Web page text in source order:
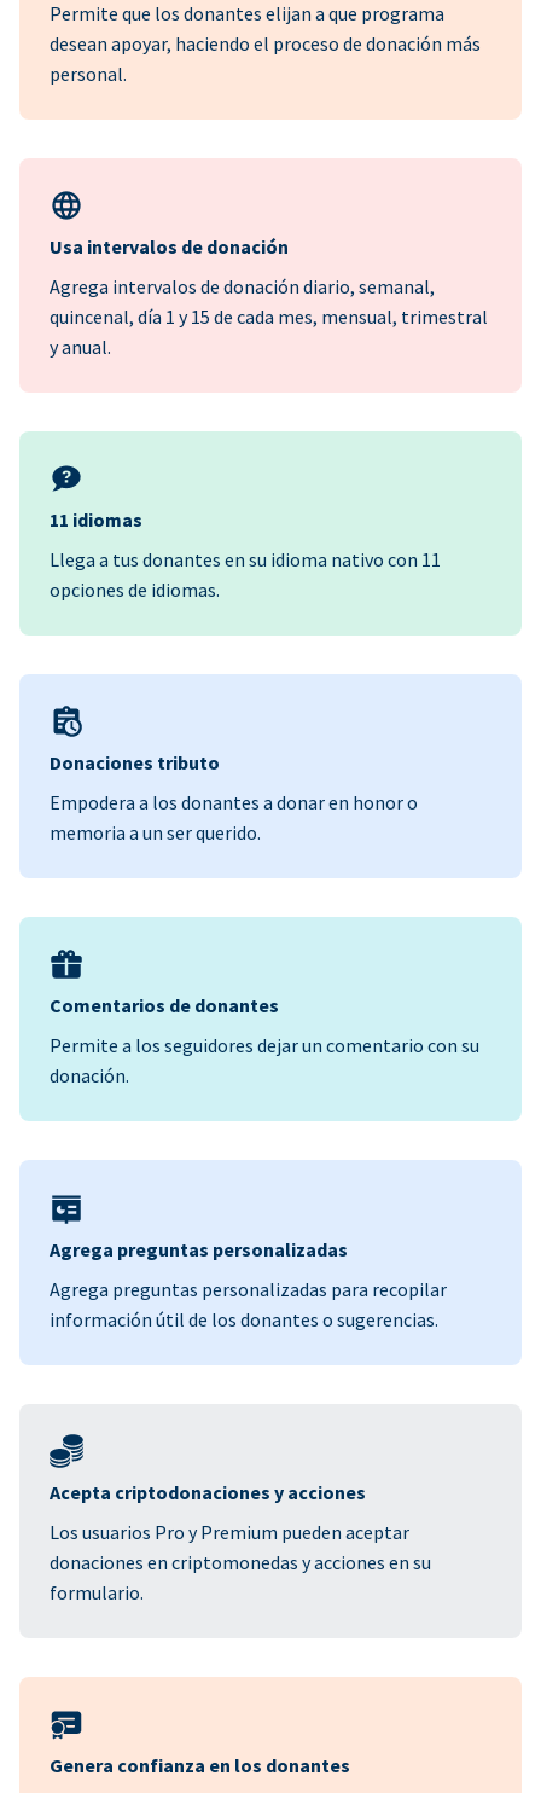
Permite que los donantes elijan a que programa
desean apoyar, haciendo el proceso de donación más
personal.
Usa intervalos de donación
Agrega intervalos de donación diario, semanal,
quincenal, día 1 y 15 de cada mes, mensual, trimestral
y anual.
11 idiomas
Llega a tus donantes en su idioma nativo con 11
opciones de idiomas.
Donaciones tributo
Empodera a los donantes a donar en honor o
memoria a un ser querido.
Comentarios de donantes
Permite a los seguidores dejar un comentario con su
donación.
Agrega preguntas personalizadas
Agrega preguntas personalizadas para recopilar
información útil de los donantes o sugerencias.
Acepta criptodonaciones y acciones
Los usuarios Pro y Premium pueden aceptar
donaciones en criptomonedas y acciones en su
formulario.
Genera confianza en los donantes